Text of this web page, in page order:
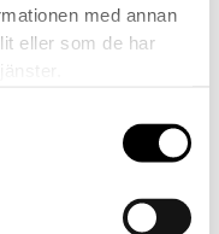
med annan
eller som de har